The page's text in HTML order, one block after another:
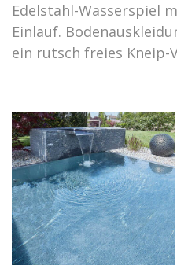
Edelstahl-Wasserspiel
Einlauf.
ein rutsch freies Kneip-